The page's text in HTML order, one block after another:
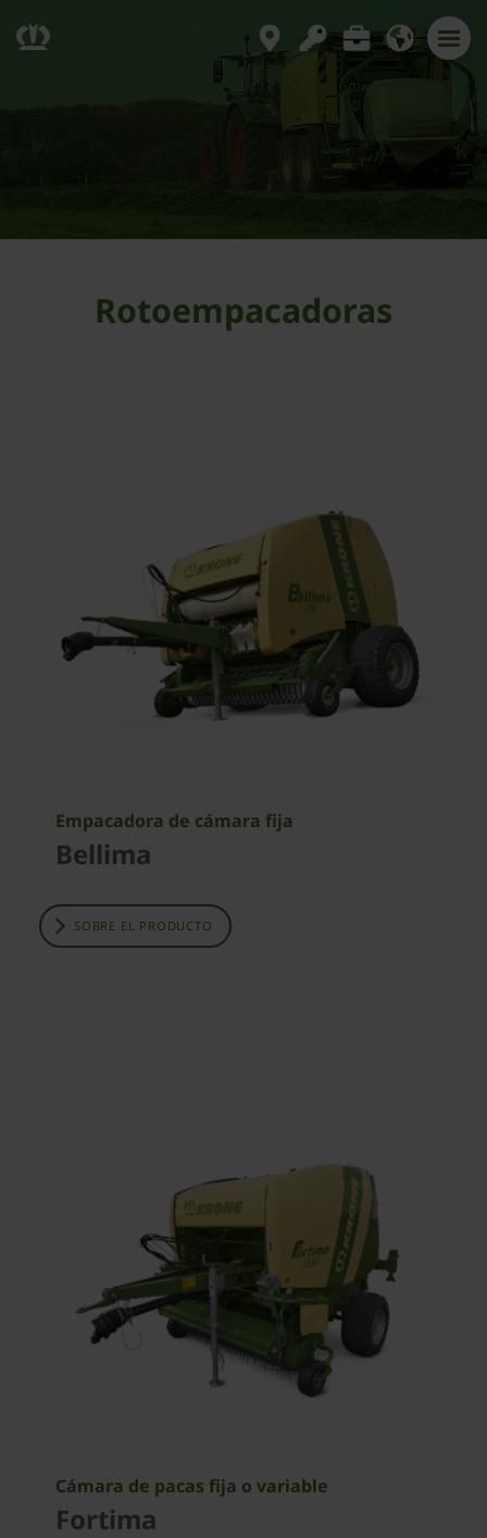
Rotoempacadoras
Empacadora de cámara fija
Bellima
SOBRE EL PRODUCTO
Cámara de pacas fija o variable
Fortima